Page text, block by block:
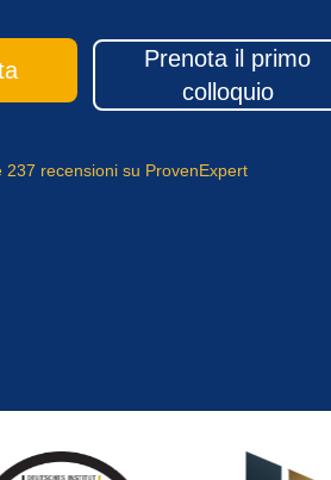
Prenota il primo
colloquio
237 recensioni su ProvenExpert